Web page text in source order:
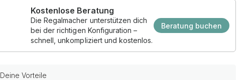
Kostenlose Beratung
Die Regalmacher unterstützen dich
bei der richtigen Konfiguration –
schnell, unkompliziert und kostenlos.
Beratung buchen
Deine Vorteile